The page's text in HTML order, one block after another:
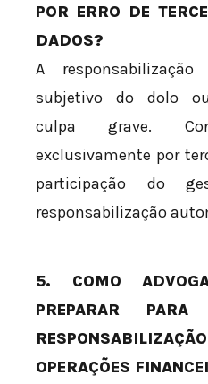
POR ERRO DE
DADOS?
A
subjetivo do dolo
culpa grave.
exclusivamente por
participação do
responsabilização
5. COMO
PREPARAR
OPERAÇÕES